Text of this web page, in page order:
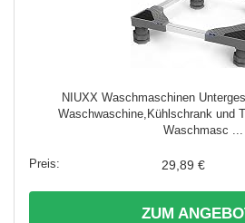
NIUXX Waschmaschinen
Waschwaschine,Kühlschrank und
Waschmasc ...
29,89 €
ZUM